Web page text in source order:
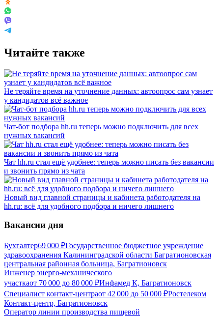
Читайте также
Не теряйте время на уточнение данных: автоопрос сам узнает
у кандидатов всё важное
Чат-бот подбора hh.ru теперь можно подключить для всех
нужных вакансий
Чат hh.ru стал ещё удобнее: теперь можно писать без вакансии
и звонить прямо из чата
Новый вид главной страницы и кабинета работодателя на
hh.ru: всё для удобного подбора и ничего лишнего
Вакансии дня
Бухгалтер69 000 ₽Государственное бюджетное учреждение
здравоохранения Калининградской области Багратионовская
центральная районная больница, Багратионовск
Инженер энерго-механического
участкаот 70 000 до 80 000 ₽Инфамед К, Багратионовск
Специалист контакт-центраот 42 000 до 50 000 ₽Ростелеком
Контакт-центр, Багратионовск
Оператор линии производства пищевой